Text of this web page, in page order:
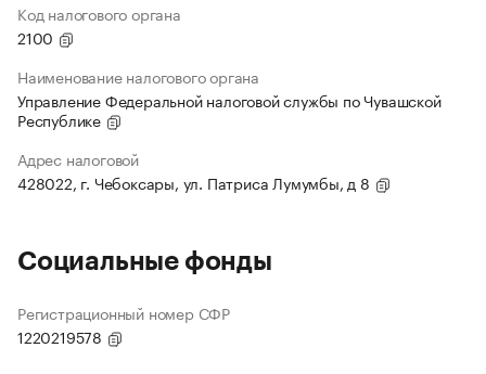
Код налогового органа
2100
Наименование налогового органа
Управление Федеральной налоговой службы по Чувашской
Республике
Адрес налоговой
428022, г. Чебоксары, ул. Патриса Лумумбы, д 8
Социальные фонды
Регистрационный номер СФР
1220219578